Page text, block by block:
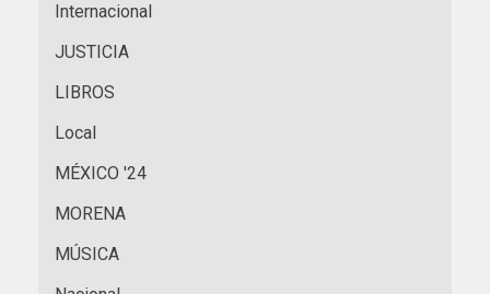
Internacional
JUSTICIA
LIBROS
Local
MÉXICO '24
MORENA
MÚSICA